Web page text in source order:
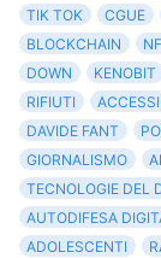
TIK TOK
CGUE
BLOCKCHAIN
DOWN
KENOBIT
RIFIUTI
DAVIDE FANT
GIORNALISMO
TECNOLOGIE DEL
AUTODIFESA
ADOLESCENTI